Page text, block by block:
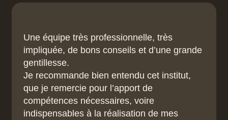
Une équipe très professionnelle, très
impliquée, de bons conseils et d’une grande
gentillesse.
Je recommande bien entendu cet institut,
que je remercie pour l’apport de
compétences nécessaires, voire
indispensables à la réalisation de mes